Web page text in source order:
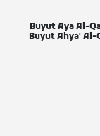
Buyut Aya Al-
Buyut Ahya' Al-